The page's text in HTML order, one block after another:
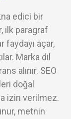
edici bir
ilk paragraf
faydayı açar,
Marka dil
alınır. SEO
doğal
izin verilmez.
metnin